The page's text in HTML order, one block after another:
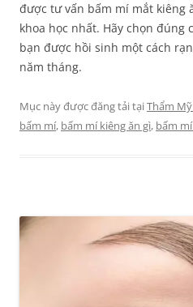
được tư vấn bấm mí mắt kiêng
khoa học nhất. Hãy chọn đúng
bạn được hồi sinh một cách
năm tháng.
Mục này được đăng tải tạiThẩm
bấm mí, bấm mí kiêng ăn gì, bấm